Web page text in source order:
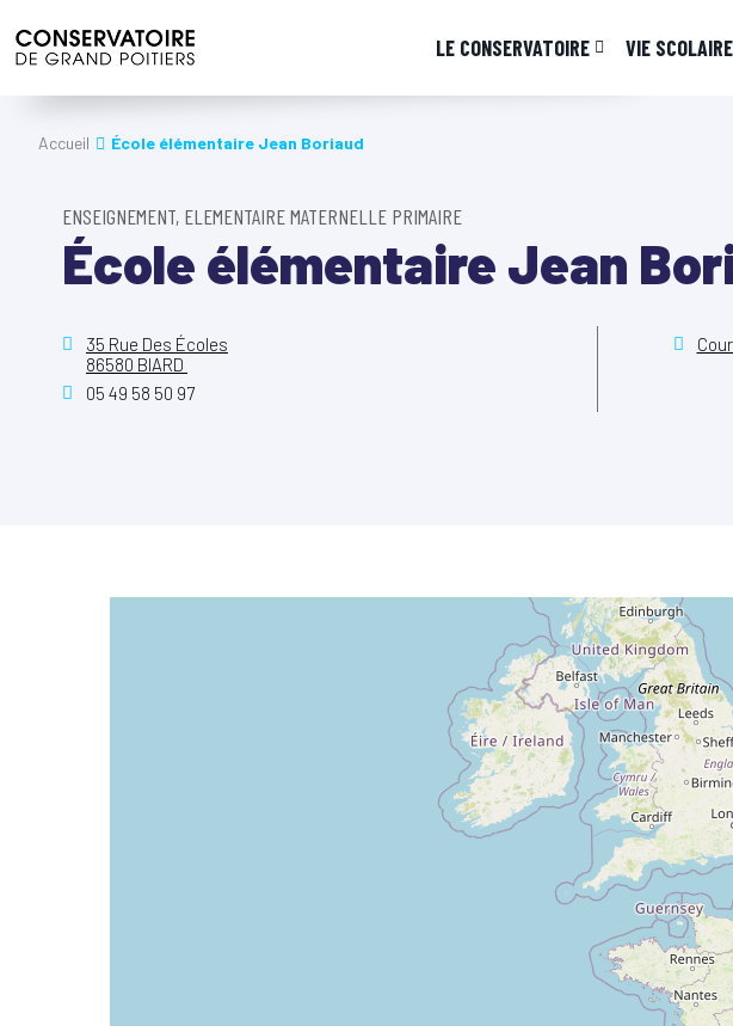
LE CONSERVATOIRE VIE SCOLAIRE
Accueil École élémentaire Jean Boriaud
ENSEIGNEMENT, ELEMENTAIRE MATERNELLE PRIMAIRE
École élémentaire Jean
35 Rue Des Écoles
86580 BIARD
05 49 58 50 97